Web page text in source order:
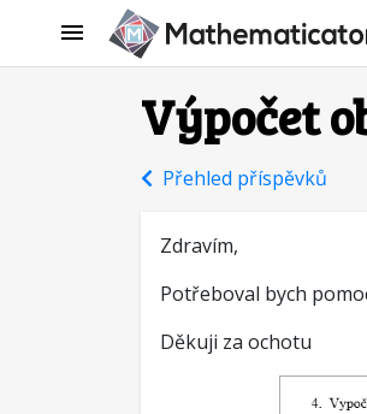
Výpočet
Přehled příspěvků
Zdravím,
Potřeboval bych
Děkuji za ochotu